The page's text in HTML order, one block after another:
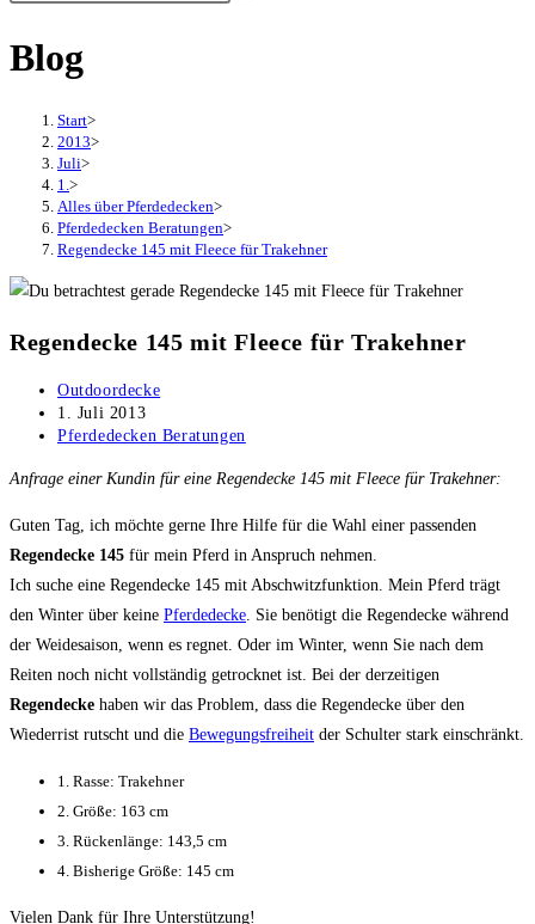
durchsuchen
Blog
Start>
2013>
Juli>
1. >
Alles über Pferdedecken>
Pferdedecken Beratungen>
Regendecke 145 mit Fleece für Trakehner
Regendecke 145 mit Fleece für Trakehner
Beitrags-
Autor:
Outdoordecke
Beitrag
veröffentlicht:
1. Juli 2013
Beitrags-
Pferdedecken Beratungen
Anfrage einer Kundin für eine Regendecke 145 mit Fleece für Trakehner:
Guten Tag, ich möchte gerne Ihre Hilfe für die Wahl einer passenden
Regendecke 145 für mein Pferd in Anspruch nehmen.
Ich suche eine Regendecke 145 mit Abschwitzfunktion. Mein Pferd trägt
den Winter über keine Pferdedecke. Sie benötigt die Regendecke während
der Weidesaison, wenn es regnet. Oder im Winter, wenn Sie nach dem
Reiten noch nicht vollständig getrocknet ist. Bei der derzeitigen
Regendecke haben wir das Problem, dass die Regendecke über den
Wiederrist rutscht und die Bewegungsfreiheit der Schulter stark einschränkt.
1. Rasse: Trakehner
2. Größe: 163 cm
3. Rückenlänge: 143,5 cm
4. Bisherige Größe: 145 cm
Vielen Dank für Ihre Unterstützung!